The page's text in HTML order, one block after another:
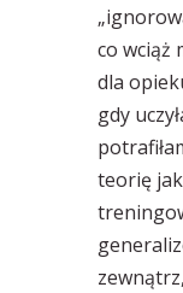
co wciąż
dla
gdy
teorię